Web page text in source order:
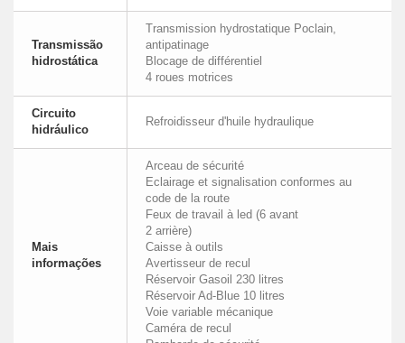
Transmissão
hidrostática
Transmission hydrostatique Poclain,
antipatinage
Blocage de différentiel
4 roues motrices
Circuito
hidráulico
Refroidisseur d'huile hydraulique
Mais
informações
Arceau de sécurité
Eclairage et signalisation conformes au
code de la route
Feux de travail à led (6 avant
2 arrière)
Caisse à outils
Avertisseur de recul
Réservoir Gasoil 230 litres
Réservoir Ad-Blue 10 litres
Voie variable mécanique
Caméra de recul